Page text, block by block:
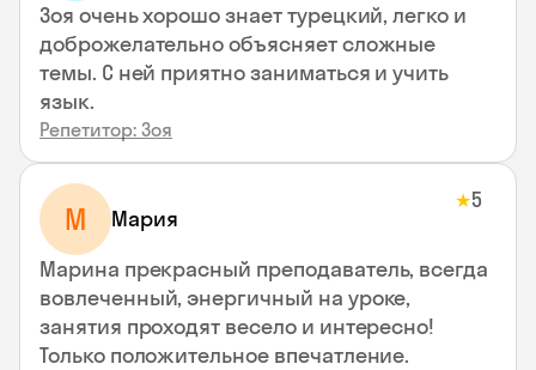
Зоя очень хорошо знает турецкий, легко и
доброжелательно объясняет сложные
темы. С ней приятно заниматься и учить
язык.
Репетитор: Зоя
М Мария
★5
Марина прекрасный преподаватель, всегда
вовлеченный, энергичный на уроке,
занятия проходят весело и интересно!
Только положительное впечатление.